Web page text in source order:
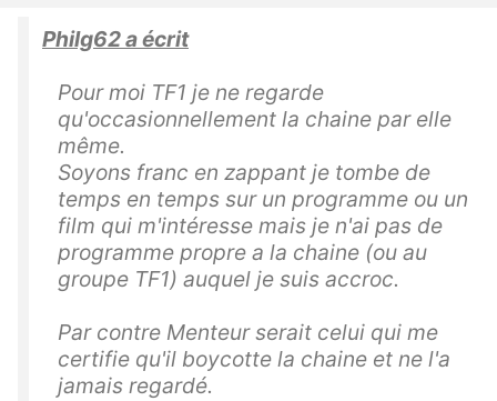
Philg62 a écrit
Pour moi TF1 je ne regarde
qu'occasionnellement la chaine par elle
même.
Soyons franc en zappant je tombe de
temps en temps sur un programme ou un
film qui m'intéresse mais je n'ai pas de
programme propre a la chaine (ou au
groupe TF1) auquel je suis accroc.
Par contre Menteur serait celui qui me
certifie qu'il boycotte la chaine et ne l'a
jamais regardé.